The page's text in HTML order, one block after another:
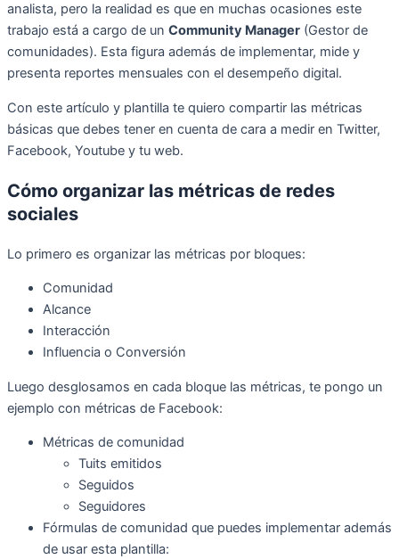
analista, pero la realidad es que en muchas ocasiones este
trabajo está a cargo de un Community Manager (Gestor de
comunidades). Esta figura además de implementar, mide y
presenta reportes mensuales con el desempeño digital.
Con este artículo y plantilla te quiero compartir las métricas
básicas que debes tener en cuenta de cara a medir en Twitter,
Facebook, Youtube y tu web.
Cómo organizar las métricas de redes
sociales
Lo primero es organizar las métricas por bloques:
Comunidad
Alcance
Interacción
Influencia o Conversión
Luego desglosamos en cada bloque las métricas, te pongo un
ejemplo con métricas de Facebook:
Métricas de comunidad
Tuits emitidos
Seguidos
Seguidores
Fórmulas de comunidad que puedes implementar además
de usar esta plantilla: